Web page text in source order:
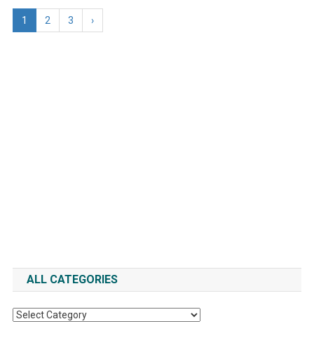
1 2 3 ›
ALL CATEGORIES
All